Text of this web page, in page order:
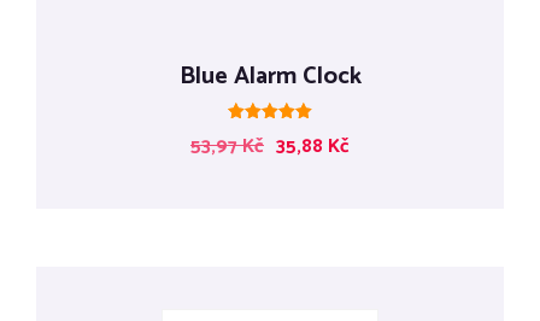
Blue Alarm Clock
5.00
53,97Kč 35,88 Kč